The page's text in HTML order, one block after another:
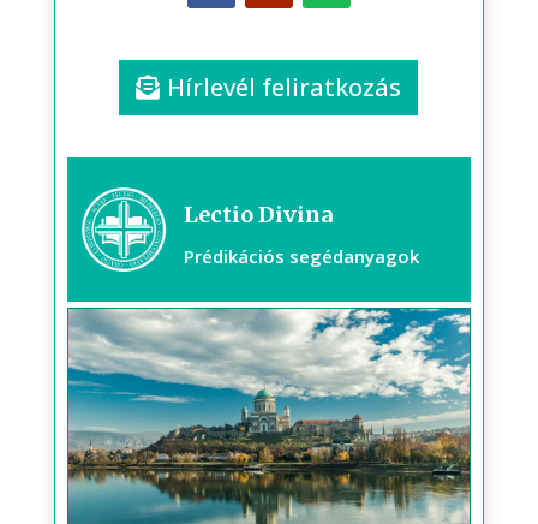
Hírlevél feliratkozás
Lectio Divina
Prédikációs segédanyagok